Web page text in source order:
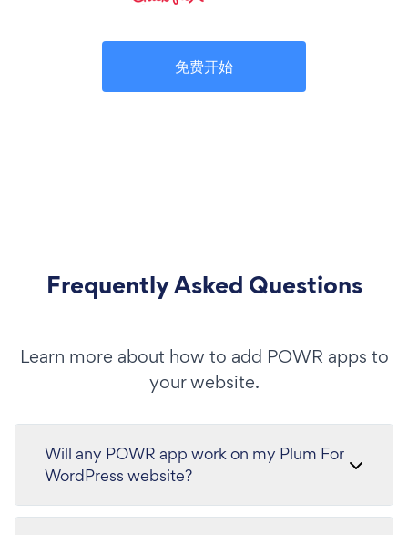
免费开始
Frequently Asked Questions
Learn more about how to add POWR apps to
your website.
Will any POWR app work on my Plum For
WordPress website?